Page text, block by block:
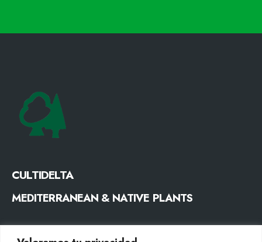
CULTIDELTA
MEDITERRANEAN & NATIVE PLANTS